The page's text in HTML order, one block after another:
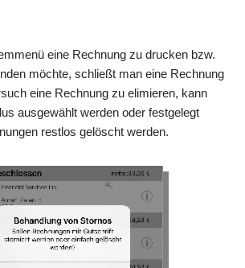
eine Rechnung zu drucken bzw.
möchte, schließt man eine Rechnung
eine Rechnung zu elimieren, kann
ausgewählt werden oder festgelegt
restlos gelöscht werden.